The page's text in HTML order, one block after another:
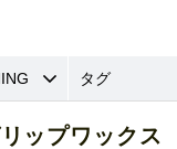
ップワックス